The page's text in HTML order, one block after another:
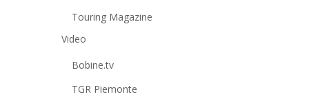
Touring Magazine
Video
Bobine.tv
TGR Piemonte